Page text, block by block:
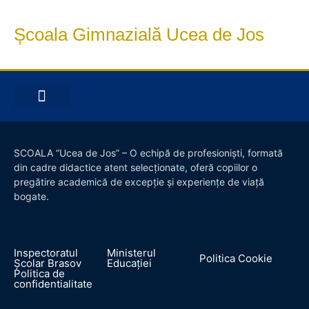
Școala Gimnazială Ucea de Jos
SCOALA “Ucea de Jos” – O echipă de profesioniști, formată
din cadre didactice atent selecționate, oferă copiilor o
pregătire academică de excepție și experiențe de viață
bogate.
Inspectoratul
Școlar Brasov
Ministerul
Educației
Politica Cookie
Politica de
confidentialitate